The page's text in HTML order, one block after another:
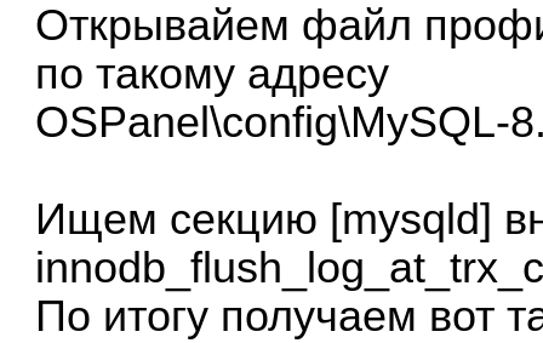
Открывайем файл
по такому адресу
OSPanel\config\MySQL-
Ищем секцию [mysqld]
По итогу получаем вот